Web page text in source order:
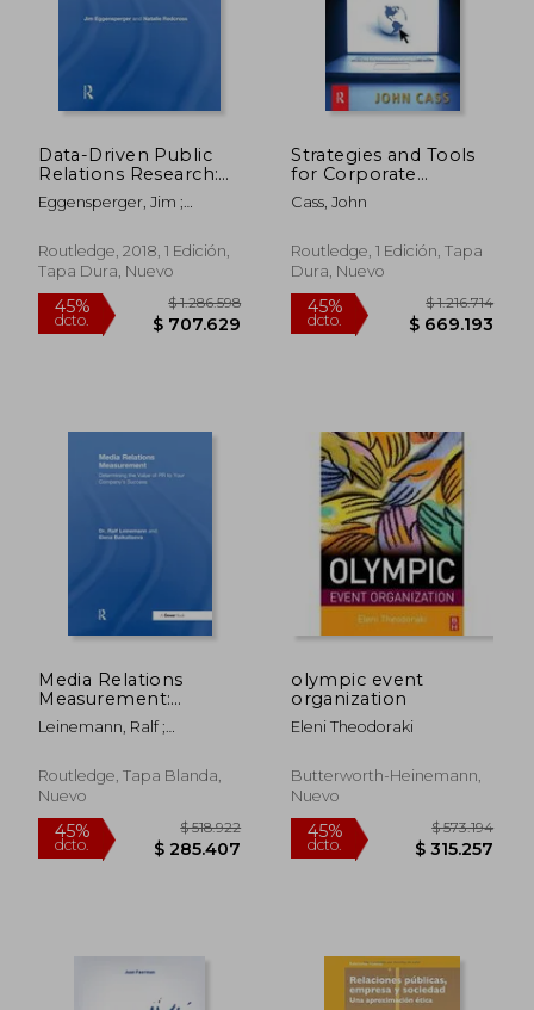
dcto. $ 498.427 dcto. $
Data-Driven Public
Relations Research:
21st Century Practices
and Applications (en
Eggensperger, Jim ;
Routledge, 2018, 1 Edición,
Tapa Dura, Nuevo
Strategies and Tools
for Corporate
Blogging (en Inglés)
Cass, John
Routledge, 1 Edición, Tapa
Dura, Nuevo
Media Relations
Measurement:
Determining the
Value of PR to Your
(en Inglés)
Leinemann, Ralf ;
Routledge, Tapa Blanda,
Nuevo
olympic event
organization
Eleni Theodoraki
Butterworth-Heinemann,
Nuevo